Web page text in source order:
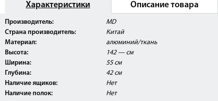
Характеристики Описание товара
Производитель:
MD
Страна производитель:
Китай
Материал:
алюминий/ткань
Высота:
142 — см
Ширина:
55 см
Глубина:
42 см
Наличие ящиков:
Нет
Наличие полок:
Нет